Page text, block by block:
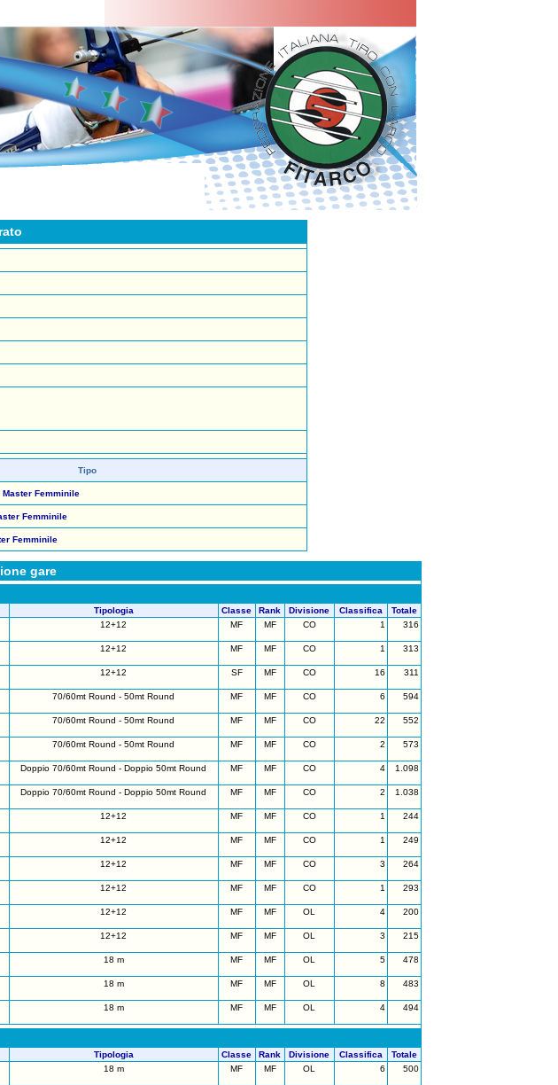
Tipo
Master Femminile
Femminile
Femminile
gare
Tipologia Classe Rank Divisione Classifica
Totale
12+12 MF MF CO 1 316
12+12 MF MF CO 1 313
12+12 SF MF CO 16 311
70/60mt Round - 50mt Round MF MF CO 6 594
70/60mt Round - 50mt Round MF MF CO 22 552
70/60mt Round - 50mt Round MF MF CO 2 573
Doppio 70/60mt Round - Doppio 50mt Round MF MF CO 4 1.098
Doppio 70/60mt Round - Doppio 50mt Round MF MF CO 2 1.038
12+12 MF MF CO 1 244
12+12 MF MF CO 1 249
12+12 MF MF CO 3 264
12+12 MF MF CO 1 293
12+12 MF MF OL 4 200
12+12 MF MF OL 3 215
18 m MF MF OL 5 478
18 m MF MF OL 8 483
18 m MF MF OL 4 494
Tipologia Classe Rank Divisione Classifica
Totale
18 m MF MF OL 6 500